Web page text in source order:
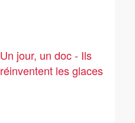
Un jour, un doc - Ils
réinventent les glaces